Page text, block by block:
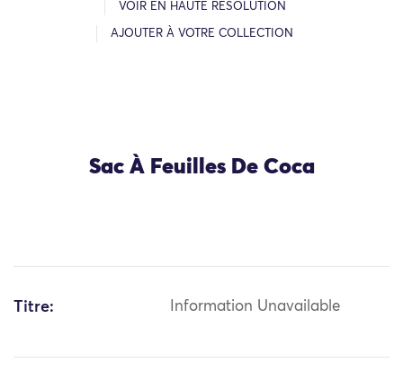
VOIR EN HAUTE RÉSOLUTION
AJOUTER À VOTRE COLLECTION
Sac À Feuilles De Coca
Titre: Information Unavailable